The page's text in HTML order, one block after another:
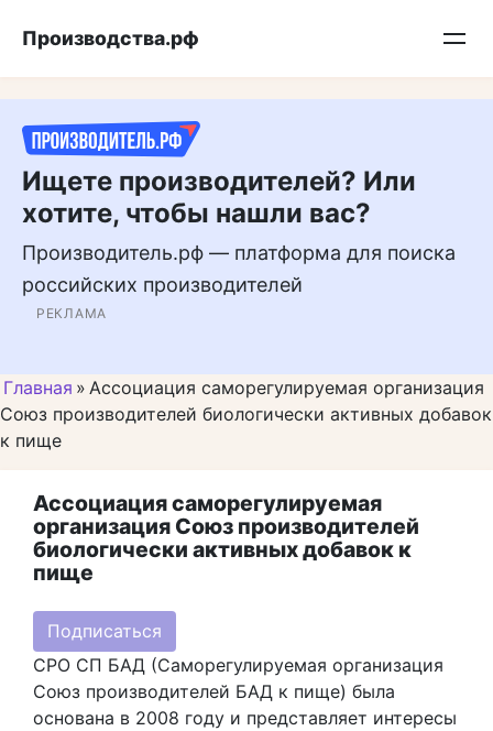
Подписывайтесь на нас в MAX
Производства.рф
Ищете производителей? Или
хотите, чтобы нашли вас?
Производитель.рф — платформа для поиска
российских производителей
РЕКЛАМА
Главная » Ассоциация саморегулируемая организация
Союз производителей биологически активных добавок
к пище
Ассоциация саморегулируемая
организация Союз производителей
биологически активных добавок к
пище
Подписаться
СРО СП БАД (Саморегулируемая организация
Союз производителей БАД к пище) была
основана в 2008 году и представляет интересы